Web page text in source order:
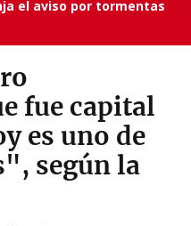
el aviso por tormentas
fue capital
es uno de
según la